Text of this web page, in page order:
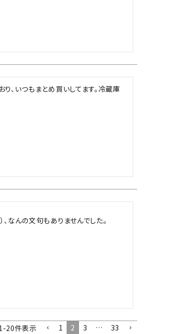
、いつもまとめ買いしてます。冷蔵庫
なんの文句もありませんでした。
-20件表示 1 2 3 … 33